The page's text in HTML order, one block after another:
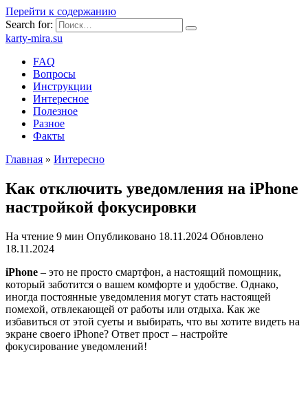
Перейти к содержанию
Search for:
karty-mira.su
FAQ
Вопросы
Инструкции
Интересное
Полезное
Разное
Факты
Главная » Интересно
Как отключить уведомления на iPhone
настройкой фокусировки
На чтение 9 мин Опубликовано 18.11.2024 Обновлено
18.11.2024
iPhone – это не просто смартфон, а настоящий помощник,
который заботится о вашем комфорте и удобстве. Однако,
иногда постоянные уведомления могут стать настоящей
помехой, отвлекающей от работы или отдыха. Как же
избавиться от этой суеты и выбирать, что вы хотите видеть на
экране своего iPhone? Ответ прост – настройте
фокусирование уведомлений!